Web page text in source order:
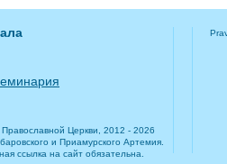
Церкви, 2012 - 2026
и Приамурского Артемия.
ссылка на сайт обязательна.